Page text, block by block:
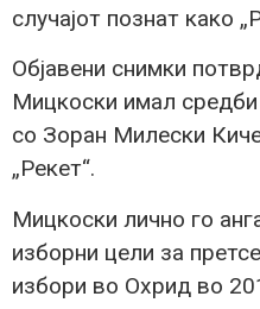
случајот познат како
Објавени снимки
Мицкоски имал
со Зоран Милески
„Рекет“.
Мицкоски лично го
изборни цели за
избори во Охрид во